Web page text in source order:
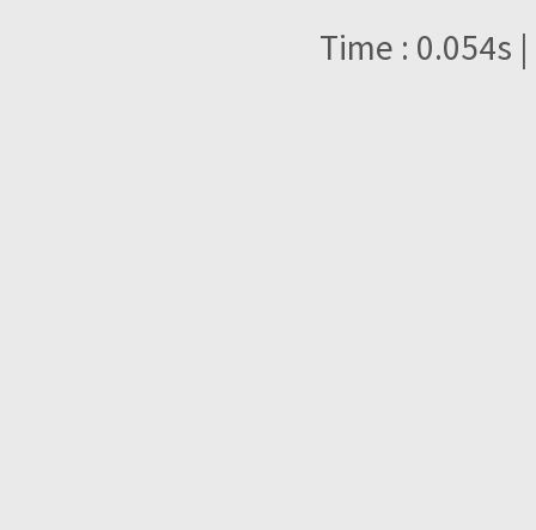
Time : 0.054s